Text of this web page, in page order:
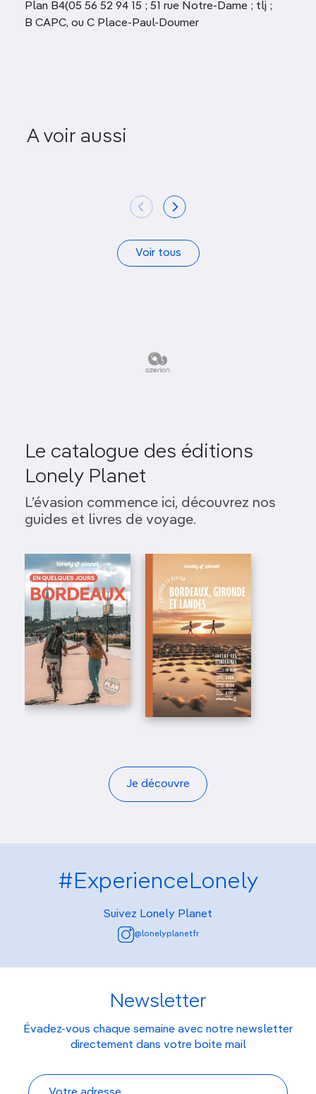
Plan B4(05 56 52 94 15 ; 51 rue Notre-Dame ; tlj ;
B CAPC, ou C Place-Paul-Doumer
A voir aussi
Place de la Comédie
Voir tous
Le catalogue des éditions
Lonely Planet
L’évasion commence ici, découvrez nos
guides et livres de voyage.
Je découvre
#ExperienceLonely
Suivez Lonely Planet
@lonelyplanetfr
Newsletter
Évadez-vous chaque semaine avec notre newsletter
directement dans votre boite mail